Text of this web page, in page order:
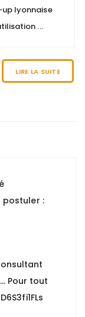
lyonnaise
...
LIRE LA SUITE
:
postuler :
Pour tout